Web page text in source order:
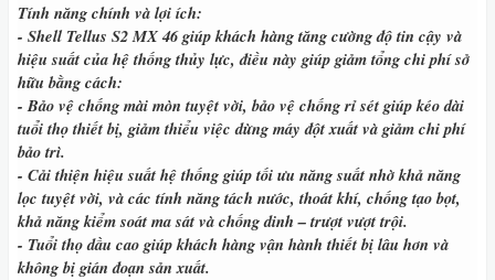
Tính năng chính và lợi ích:
- Shell Tellus S2 MX 46giúp khách hàng tăng cường độ tin cậy và
hiệu suất của hệ thống thủy lực, điều này giúp giảm tổng chi phí sở
hữu bằng cách:
- Bảo vệ chống mài mòn tuyệt vời, bảo vệ chống rỉ sét giúp kéo dài
tuổi thọ thiết bị, giảm thiểu việc dừng máy đột xuất và giảm chi phí
bảo trì.
- Cải thiện hiệu suất hệ thống giúp tối ưu năng suất nhờ khả năng
lọc tuyệt vời, và các tính năng tách nước, thoát khí, chống tạo bọt,
khả năng kiểm soát ma sát và chống dinh – trượt vượt trội.
- Tuổi thọ dầu cao giúp khách hàng vận hành thiết bị lâu hơn và
không bị gián đoạn sản xuất.